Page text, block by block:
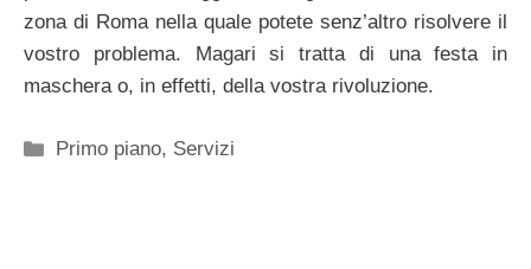
zona di Roma nella quale potete senz’altro risolvere il
vostro problema. Magari si tratta di una festa in
maschera o, in effetti, della vostra rivoluzione.
Categorie
Primo piano, Servizi